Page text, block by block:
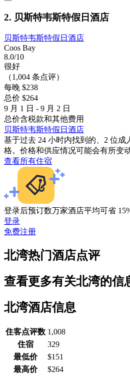
2. 贝斯特韦斯特假日酒店
贝斯特韦斯特假日酒店
Coos Bay
8.0/10
很好
（1,004 条点评）
每晚 $238
总价 $264
9 月 1 日 - 9 月 2 日
总价含税款和其他费用
贝斯特韦斯特假日酒店
基于过去 24 小时内找到的、2 位成
格。价格和供应情况可能会有所变
查看所有住宿
登录后预订数万家酒店平均可省
登录
免费注册
北湾热门酒店点评
查看更多有关北湾的信
北湾酒店信息
住客点评数 1,008
住宿
329
最低价
$151
最高价
$264